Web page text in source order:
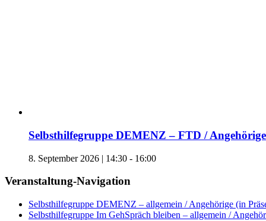
Selbsthilfegruppe DEMENZ – FTD /
8. September 2026 | 14:30 - 16:00
Veranstaltung-Navigation
Selbsthilfegruppe DEMENZ – allgemein / Angehörige (in
Selbsthilfegruppe Im GehSpräch bleiben – allgemein /